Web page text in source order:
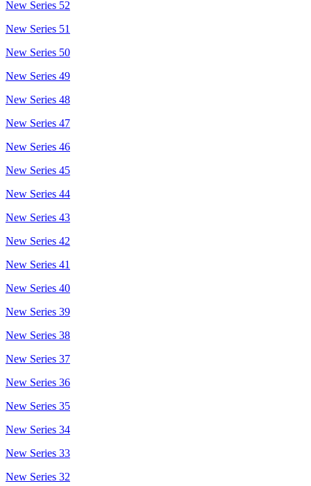
New Series 52
New Series 51
New Series 50
New Series 49
New Series 48
New Series 47
New Series 46
New Series 45
New Series 44
New Series 43
New Series 42
New Series 41
New Series 40
New Series 39
New Series 38
New Series 37
New Series 36
New Series 35
New Series 34
New Series 33
New Series 32